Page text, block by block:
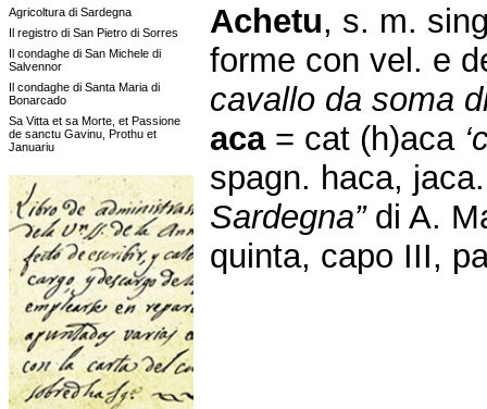
Agricoltura di Sardegna
Il registro di San Pietro di Sorres
Il condaghe di San Michele di
Salvennor
Il condaghe di Santa Maria di
Bonarcado
Sa Vitta et sa Morte, et Passione
de sanctu Gavinu, Prothu et
Januariu
Achetu, s. m.
forme con vel. e
cavallo da soma
aca = cat (h)aca
spagn. haca,
Sardegna”di A.
quinta, capo III,